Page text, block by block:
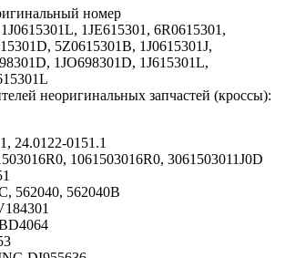
номер
1JE615301, 6R0615301,
5Z0615301B, 1J0615301J,
1JO698301D, 1J615301L,
неоригинальных запчастей (кроссы):
24.0122-0151.1
1061503016R0, 3061503011J0D
562040, 562040B